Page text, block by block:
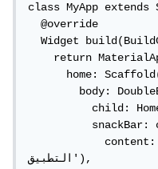
class MyApp
  @override
  Widget build(BuildContext context) {
    return MaterialApp(
      home: Scaffold(
        body: DoubleBackToCloseApp(
          child: HomePage(),
          snackBar: const SnackBar(
            content: Text('انقر مرتين لإغلاق
التطبيق'),